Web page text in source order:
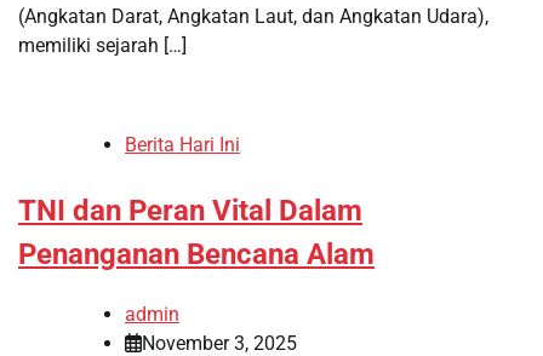
(Angkatan Darat, Angkatan Laut, dan Angkatan Udara),
memiliki sejarah […]
Berita Hari Ini
TNI dan Peran Vital Dalam
Penanganan Bencana Alam
admin
November 3, 2025